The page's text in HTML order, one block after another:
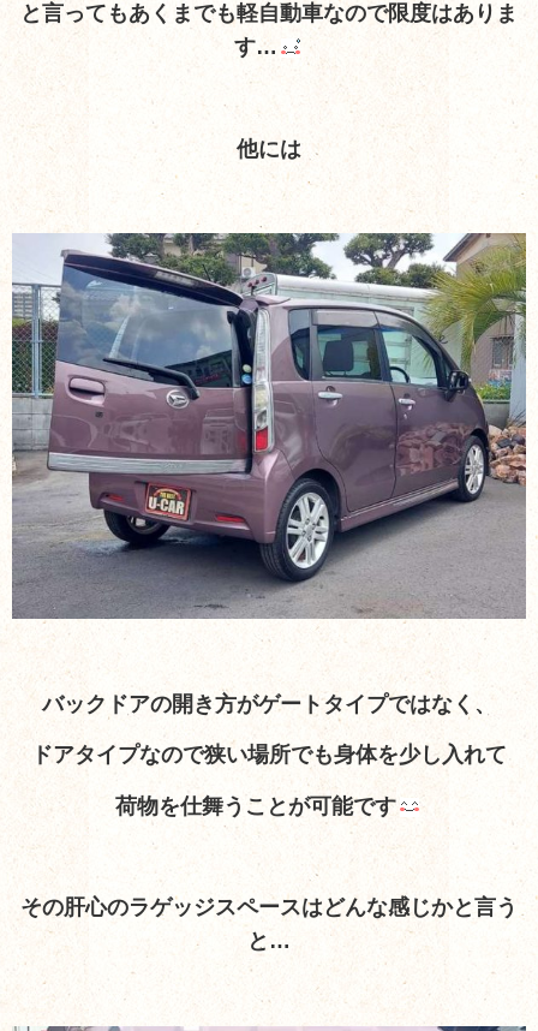
と言ってもあくまでも軽自動車なので限度はありま
す…
他には
バックドアの開き方がゲートタイプではなく、
ドアタイプなので狭い場所でも身体を少し入れて
荷物を仕舞うことが可能です
その肝心のラゲッジスペースはどんな感じかと言う
と…